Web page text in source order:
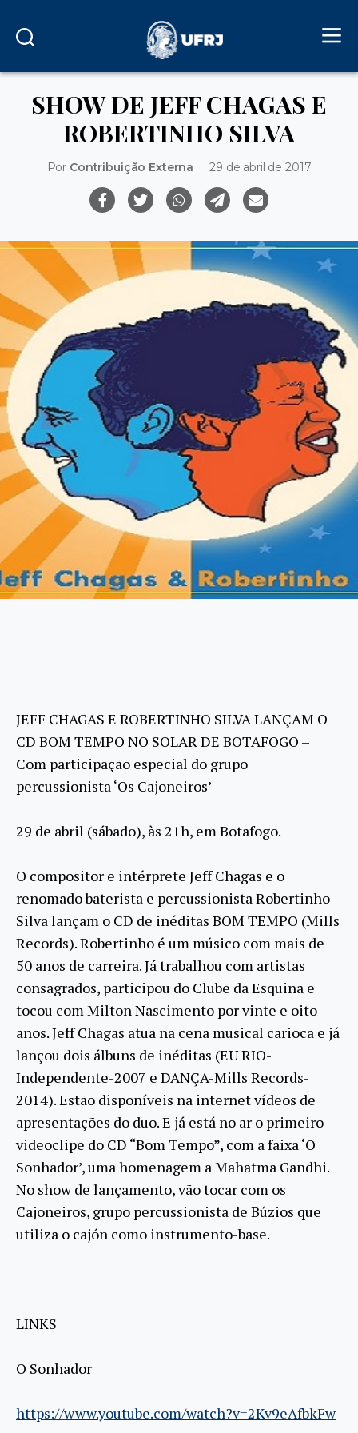
SHOW DE JEFF CHAGAS E
ROBERTINHO SILVA
Por Contribuição Externa 29 de abril de 2017
JEFF CHAGAS E ROBERTINHO SILVA LANÇAM O
CD BOM TEMPO NO SOLAR DE BOTAFOGO –
Com participação especial do grupo
percussionista ‘Os Cajoneiros’
29 de abril (sábado), às 21h, em Botafogo.
O compositor e intérprete Jeff Chagas e o
renomado baterista e percussionista Robertinho
Silva lançam o CD de inéditas BOM TEMPO (Mills
Records). Robertinho é um músico com mais de
50 anos de carreira. Já trabalhou com artistas
consagrados, participou do Clube da Esquina e
tocou com Milton Nascimento por vinte e oito
anos. Jeff Chagas atua na cena musical carioca e já
lançou dois álbuns de inéditas (EU RIO-
Independente-2007 e DANÇA-Mills Records-
2014). Estão disponíveis na internet vídeos de
apresentações do duo. E já está no ar o primeiro
videoclipe do CD “Bom Tempo”, com a faixa ‘O
Sonhador’, uma homenagem a Mahatma Gandhi.
No show de lançamento, vão tocar com os
Cajoneiros, grupo percussionista de Búzios que
utiliza o cajón como instrumento-base.
LINKS
O Sonhador
https://www.youtube.com/watch?v=2Kv9eAfbkFw